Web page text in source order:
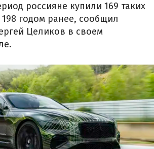
россияне купили 169 таких
годом ранее, сообщил
Целиков в своем